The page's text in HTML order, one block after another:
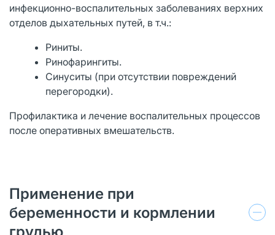
инфекционно-воспалительных заболеваниях верхних
отделов дыхательных путей, в т.ч.:
Риниты.
Ринофарингиты.
Синуситы (при отсутствии повреждений
перегородки).
Профилактика и лечение воспалительных процессов
после оперативных вмешательств.
Применение при
беременности и кормлении
грудью